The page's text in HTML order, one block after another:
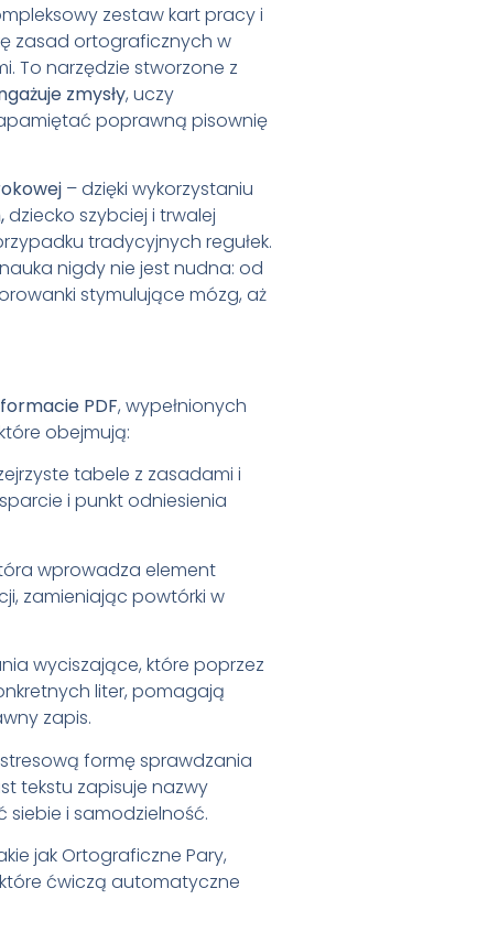
zestaw kart pracy i
zasad ortograficznych w
. To narzędzie stworzone z
zmysły, uczy
poprawną pisownię
– dzięki wykorzystaniu
dziecko szybciej i trwalej
tradycyjnych regułek.
nigdy nie jest nudna: od
stymulujące mózg, aż
PDF, wypełnionych
obejmują:
tabele z zasadami i
i punkt odniesienia
wprowadza element
zamieniając powtórki w
wyciszające, które poprzez
liter, pomagają
zapis.
formę sprawdzania
tekstu zapisuje nazwy
siebie i samodzielność.
jak Ortograficzne Pary,
które ćwiczą automatyczne